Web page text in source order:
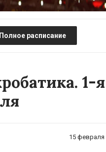
Полное расписание
1-я
15 февраля